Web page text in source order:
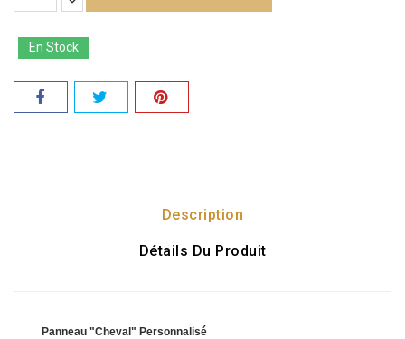
En Stock
Description
Détails Du Produit
Panneau "Cheval" Personnalisé